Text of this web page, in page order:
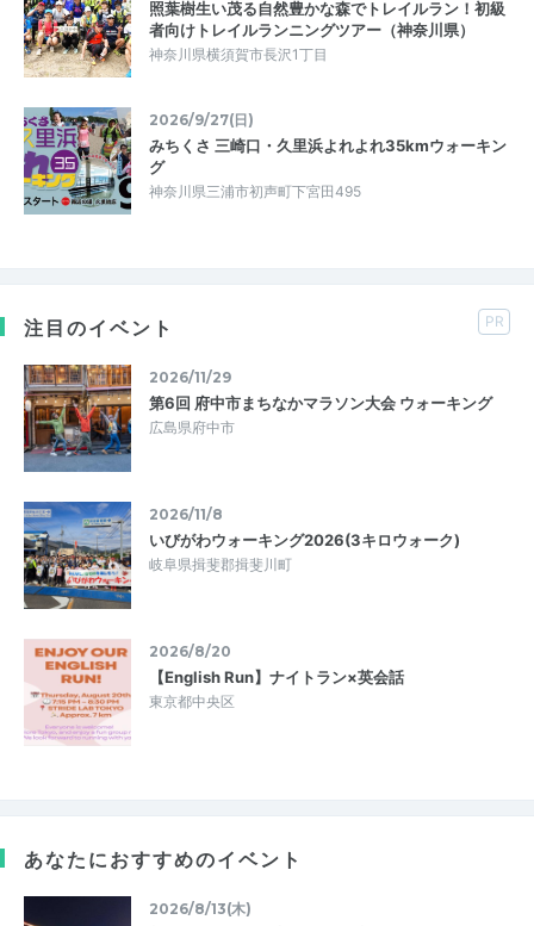
照葉樹生い茂る自然豊かな森でトレイルラン！初級
者向けトレイルランニングツアー（神奈川県）
神奈川県横須賀市長沢1丁目
2026/9/27(日)
みちくさ 三崎口・久里浜よれよれ35kmウォーキン
グ
神奈川県三浦市初声町下宮田495
注目のイベント PR
2026/11/29
第6回 府中市まちなかマラソン大会 ウォーキング
広島県府中市
2026/11/8
いびがわウォーキング2026(3キロウォーク)
岐阜県揖斐郡揖斐川町
2026/8/20
【English Run】ナイトラン×英会話
東京都中央区
あなたにおすすめのイベント
2026/8/13(木)